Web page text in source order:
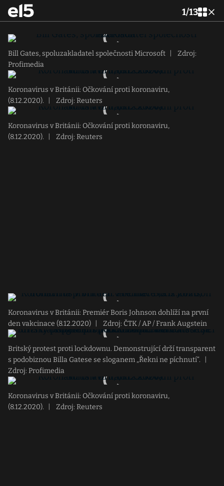
1/13
Bill Gates, spoluzakladatel společnosti Microsoft
Zdroj:
Profimedia
Koronavirus v Británii: Očkování proti koronaviru,
(8.12.2020).
Zdroj: Reuters
Koronavirus v Británii: Očkování proti koronaviru,
(8.12.2020).
Zdroj: Reuters
Koronavirus v Británii: Premiér Boris Johnson dohlíží na první
den vakcinace (8.12.2020)
Zdroj: ČTK / AP / Frank Augstein
Britský protest proti lockdownu. Demonstrující drží transparent
s podobiznou Billa Gatese se sloganem „Řekni ne píchnutí“.
Zdroj: Profimedia
Koronavirus v Británii: Očkování proti koronaviru,
(8.12.2020).
Zdroj: Reuters